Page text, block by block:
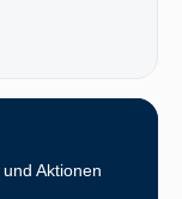
Aktionen